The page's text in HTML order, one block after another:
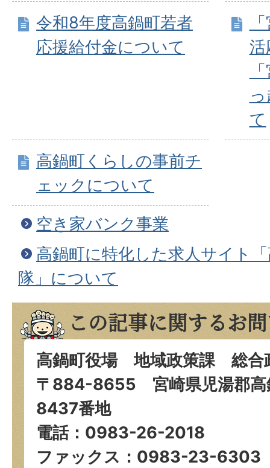
令和8年度高鍋町若者
応援給付金について
活
て
高鍋町くらしの事前チ
ェックについて
空き家バンク事業
高鍋町に特化した求人サイト
隊」について
この記事に関するお
高鍋町役場 地域政策課 総合
〒884-8655 宮崎県児湯郡高
8437番地
電話：0983-26-2018
ファックス：0983-23-6303